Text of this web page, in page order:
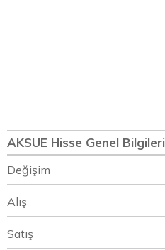
AKSUE Hisse Genel Bilgileri
Değişim
Alış
Satış